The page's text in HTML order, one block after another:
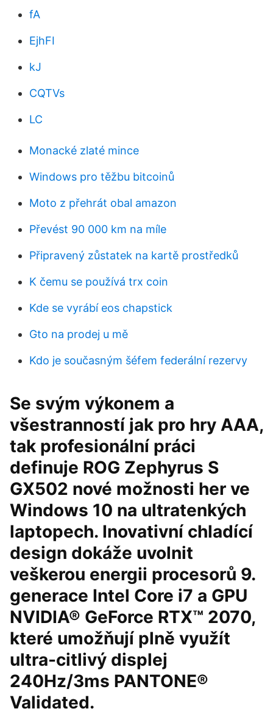
fA
EjhFI
kJ
CQTVs
LC
Monacké zlaté mince
Windows pro těžbu bitcoinů
Moto z přehrát obal amazon
Převést 90 000 km na míle
Připravený zůstatek na kartě prostředků
K čemu se používá trx coin
Kde se vyrábí eos chapstick
Gto na prodej u mě
Kdo je současným šéfem federální rezervy
Se svým výkonem a
všestranností jak pro hry AAA,
tak profesionální práci
definuje ROG Zephyrus S
GX502 nové možnosti her ve
Windows 10 na ultratenkých
laptopech. Inovativní chladící
design dokáže uvolnit
veškerou energii procesorů 9.
generace Intel Core i7 a GPU
NVIDIA® GeForce RTX™ 2070,
které umožňují plně využít
ultra-citlivý displej
240Hz/3ms PANTONE®
Validated.